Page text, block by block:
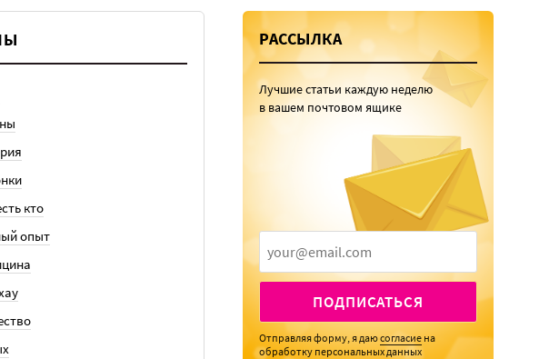
кто
опыт
РАССЫЛКА
Лучшие статьи каждую неделю
в вашем почтовом ящике
ПОДПИСАТЬСЯ
Отправляя форму, я даюсогласие на
обработку персональных данных